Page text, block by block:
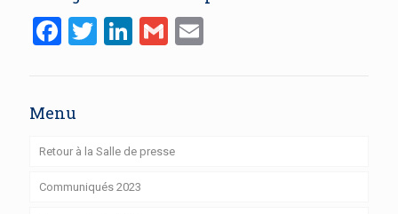
Facebook
Twitter
LinkedIn
Gmail
Menu
Retour à la Salle de presse
Communiqués 2023